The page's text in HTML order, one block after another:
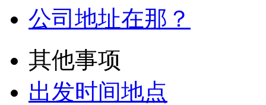
公司地址在那？
其他事项
出发时间地点